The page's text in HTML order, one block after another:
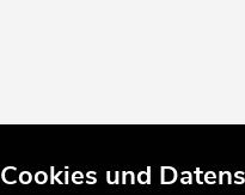
Cookies und